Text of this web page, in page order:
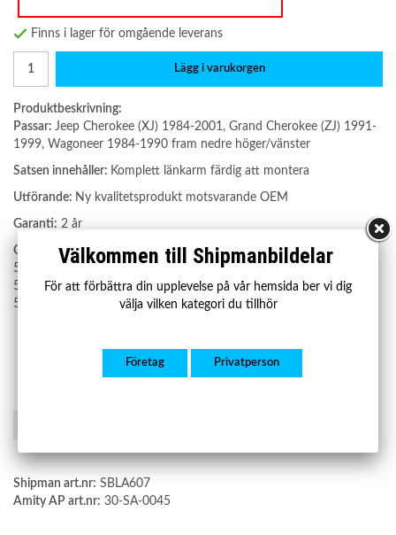
Finns i lager för omgående leverans
Lägg i varukorgen
Produktbeskrivning:
Passar: Jeep Cherokee (XJ) 1984-2001, Grand Cherokee (ZJ) 1991-
1999, Wagoneer 1984-1990 fram nedre höger/vänster
Satsen innehåller: Komplett länkarm färdig att montera
Utförande: Ny kvalitetsprodukt motsvarande OEM
Garanti: 2 år
OE nummer:
52001162
52001162AA
52001162AB
Shipman art.nr: SBLA607
Amity AP art.nr: 30-SA-0045
Välkommen till Shipmanbildelar
För att förbättra din upplevelse på vår hemsida ber vi dig
välja vilken kategori du tillhör
Företag Privatperson